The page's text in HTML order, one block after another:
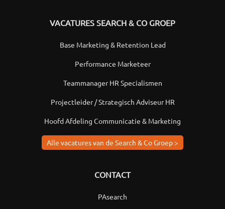
VACATURES SEARCH & CO GROEP
Base Marketing & Retention Lead
Performance Marketeer
Teammanager HR Specialismen
Projectleider / Strategisch Adviseur HR
Hoofd Afdeling Communicatie & Marketing
Alle vacatures van de Search & Co Groep >
CONTACT
PAsearch